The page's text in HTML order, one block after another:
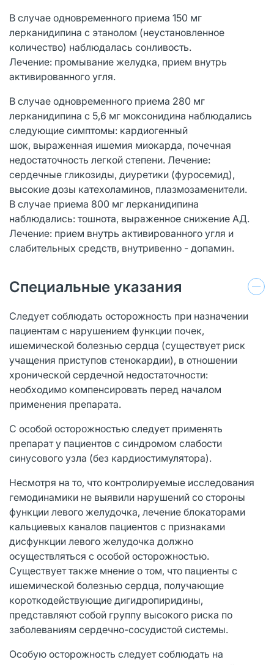
В случае одновременного приема 150 мг
лерканидипина с этанолом (неустановленное
количество) наблюдалась сонливость.
Лечение: промывание желудка, прием внутрь
активированного угля.
В случае одновременного приема 280 мг
лерканидипина с 5,6 мг моксонидина наблюдались
следующие симптомы: кардиогенный
шок, выраженная ишемия миокарда, почечная
недостаточность легкой степени. Лечение:
сердечные гликозиды, диуретики (фуросемид),
высокие дозы катехоламинов, плазмозаменители.
В случае приема 800 мг лерканидипина
наблюдались: тошнота, выраженное снижение АД.
Лечение: прием внутрь активированного угля и
слабительных средств, внутривенно - допамин.
Специальные указания
Следует соблюдать осторожность при назначении
пациентам с нарушением функции почек,
ишемической болезнью сердца (существует риск
учащения приступов стенокардии), в отношении
хронической сердечной недостаточности:
необходимо компенсировать перед началом
применения препарата.
С особой осторожностью следует применять
препарат у пациентов с синдромом слабости
синусового узла (без кардиостимулятора).
Несмотря на то, что контролируемые исследования
гемодинамики не выявили нарушений со стороны
функции левого желудочка, лечение блокаторами
кальциевых каналов пациентов с признаками
дисфункции левого желудочка должно
осуществляться с особой осторожностью.
Существует также мнение о том, что пациенты с
ишемической болезнью сердца, получающие
короткодействующие дигидропиридины,
представляют собой группу высокого риска по
заболеваниям сердечно-сосудистой системы.
Особую осторожность следует соблюдать на